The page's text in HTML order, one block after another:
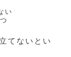
い
てないとい